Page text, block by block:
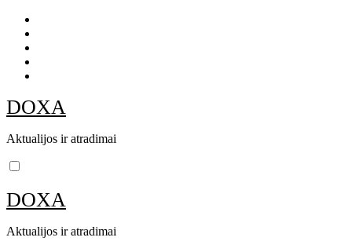
Skip
content
DOXA
Aktualijos ir atradimai
DOXA
Aktualijos ir atradimai